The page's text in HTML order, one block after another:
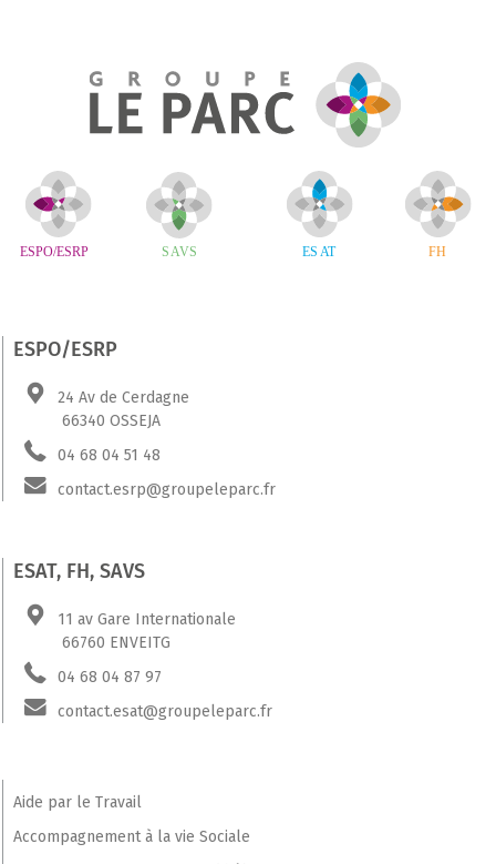
ESPO/ESRP
24 Av de Cerdagne
66340 OSSEJA
04 68 04 51 48
contact.esrp@groupeleparc.fr
ESAT, FH, SAVS
11 av Gare Internationale
66760 ENVEITG
04 68 04 87 97
contact.esat@groupeleparc.fr
Aide par le Travail
Accompagnement à la vie Sociale